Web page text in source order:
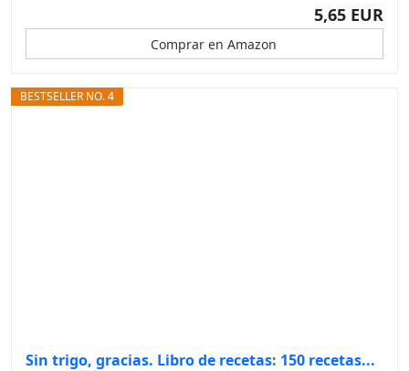
5,65 EUR
Comprar en Amazon
BESTSELLER NO. 4
Sin trigo, gracias. Libro de recetas: 150 recetas...